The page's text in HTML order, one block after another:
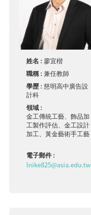
姓名 : 廖宜楷
職稱 :兼任教師
學歷 :慈明高中廣告設
計科
領域 :
金工傳統工藝、飾品加
工製作評估、金工設計
加工、黃金藝術手工藝
電子郵件 :
lnike825@asia.edu.tw